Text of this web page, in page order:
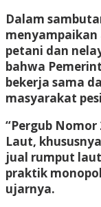
Dalam
menyampaikan
petani dan
bahwa
bekerja sama
masyarakat
“Pergub
Laut,
jual rumput
praktik
ujarnya.